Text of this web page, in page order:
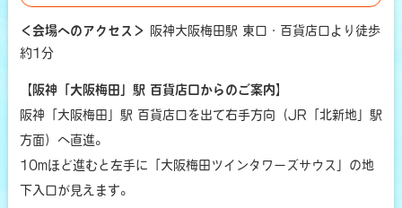
＜会場へのアクセス＞
阪神大阪梅田駅 東口・百貨店口より徒歩
約1分
【阪神「大阪梅田」駅 百貨店口からのご案内】
阪神「大阪梅田」駅 百貨店口を出て右手方向（JR「北新地」駅
方面）へ直進。
10mほど進むと左手に「大阪梅田ツインタワーズサウス」の地
下入口が見えます。